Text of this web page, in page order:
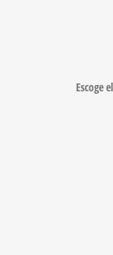
Escoge